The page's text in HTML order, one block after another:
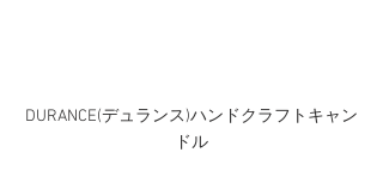
DURANCE(デュランス)ハンドクラフトキャン
ドル